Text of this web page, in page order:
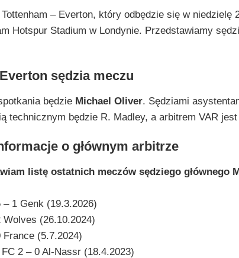
– Everton, który odbędzie się w niedzielę
Hotspur Stadium w Londynie. Przedstawiamy
sędzia meczu
będzie Michael Oliver. Sędziami
technicznym będzie R. Madley, a arbitrem VAR jest
o głównym arbitrze
listę ostatnich meczów sędziego głównego
– 1 Genk (19.3.2026)
Wolves (26.10.2024)
France (5.7.2024)
2 – 0 Al-Nassr (18.4.2023)